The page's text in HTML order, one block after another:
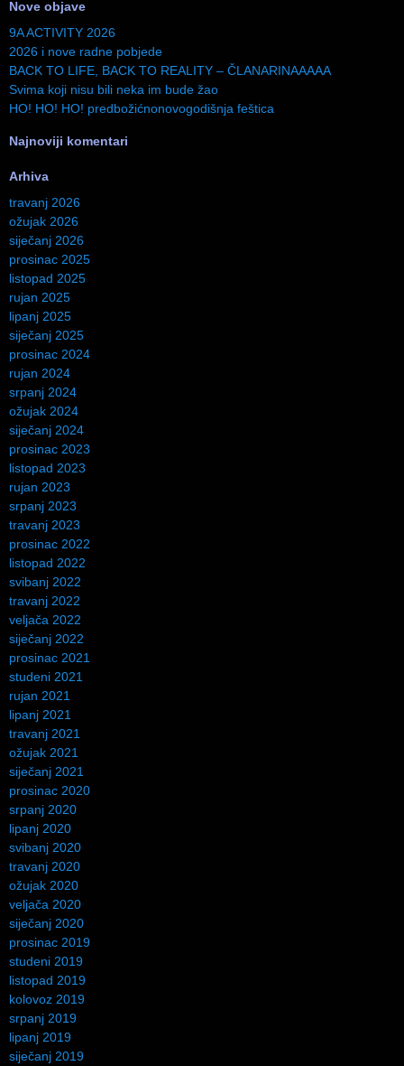
Nove objave
9A ACTIVITY 2026
2026 i nove radne pobjede
BACK TO LIFE, BACK TO REALITY – ČLANARINAAAAA
Svima koji nisu bili neka im bude žao
HO! HO! HO! predbožićnonovogodišnja feštica
Najnoviji komentari
Arhiva
travanj 2026
ožujak 2026
siječanj 2026
prosinac 2025
listopad 2025
rujan 2025
lipanj 2025
siječanj 2025
prosinac 2024
rujan 2024
srpanj 2024
ožujak 2024
siječanj 2024
prosinac 2023
listopad 2023
rujan 2023
srpanj 2023
travanj 2023
prosinac 2022
listopad 2022
svibanj 2022
travanj 2022
veljača 2022
siječanj 2022
prosinac 2021
studeni 2021
rujan 2021
lipanj 2021
travanj 2021
ožujak 2021
siječanj 2021
prosinac 2020
srpanj 2020
lipanj 2020
svibanj 2020
travanj 2020
ožujak 2020
veljača 2020
siječanj 2020
prosinac 2019
studeni 2019
listopad 2019
kolovoz 2019
srpanj 2019
lipanj 2019
siječanj 2019